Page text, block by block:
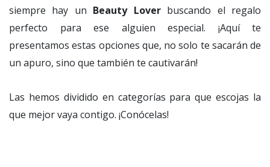
siempre hay un Beauty Loverbuscando el regalo
perfecto para ese alguien especial. ¡Aquí te
presentamos estas opciones que, no solo te sacarán de
un apuro, sino que también te cautivarán!
Las hemos dividido en categorías para que escojas la
que mejor vaya contigo. ¡Conócelas!